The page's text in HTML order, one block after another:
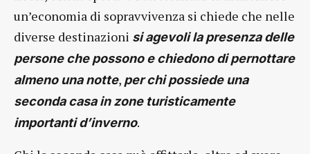
un’economia di sopravvivenza si chiede che nelle
diverse destinazioni si agevoli la presenza delle
persone che possono e chiedono di pernottare
almeno una notte, per chi possiede una
seconda casa in zone turisticamente
importanti d’inverno.